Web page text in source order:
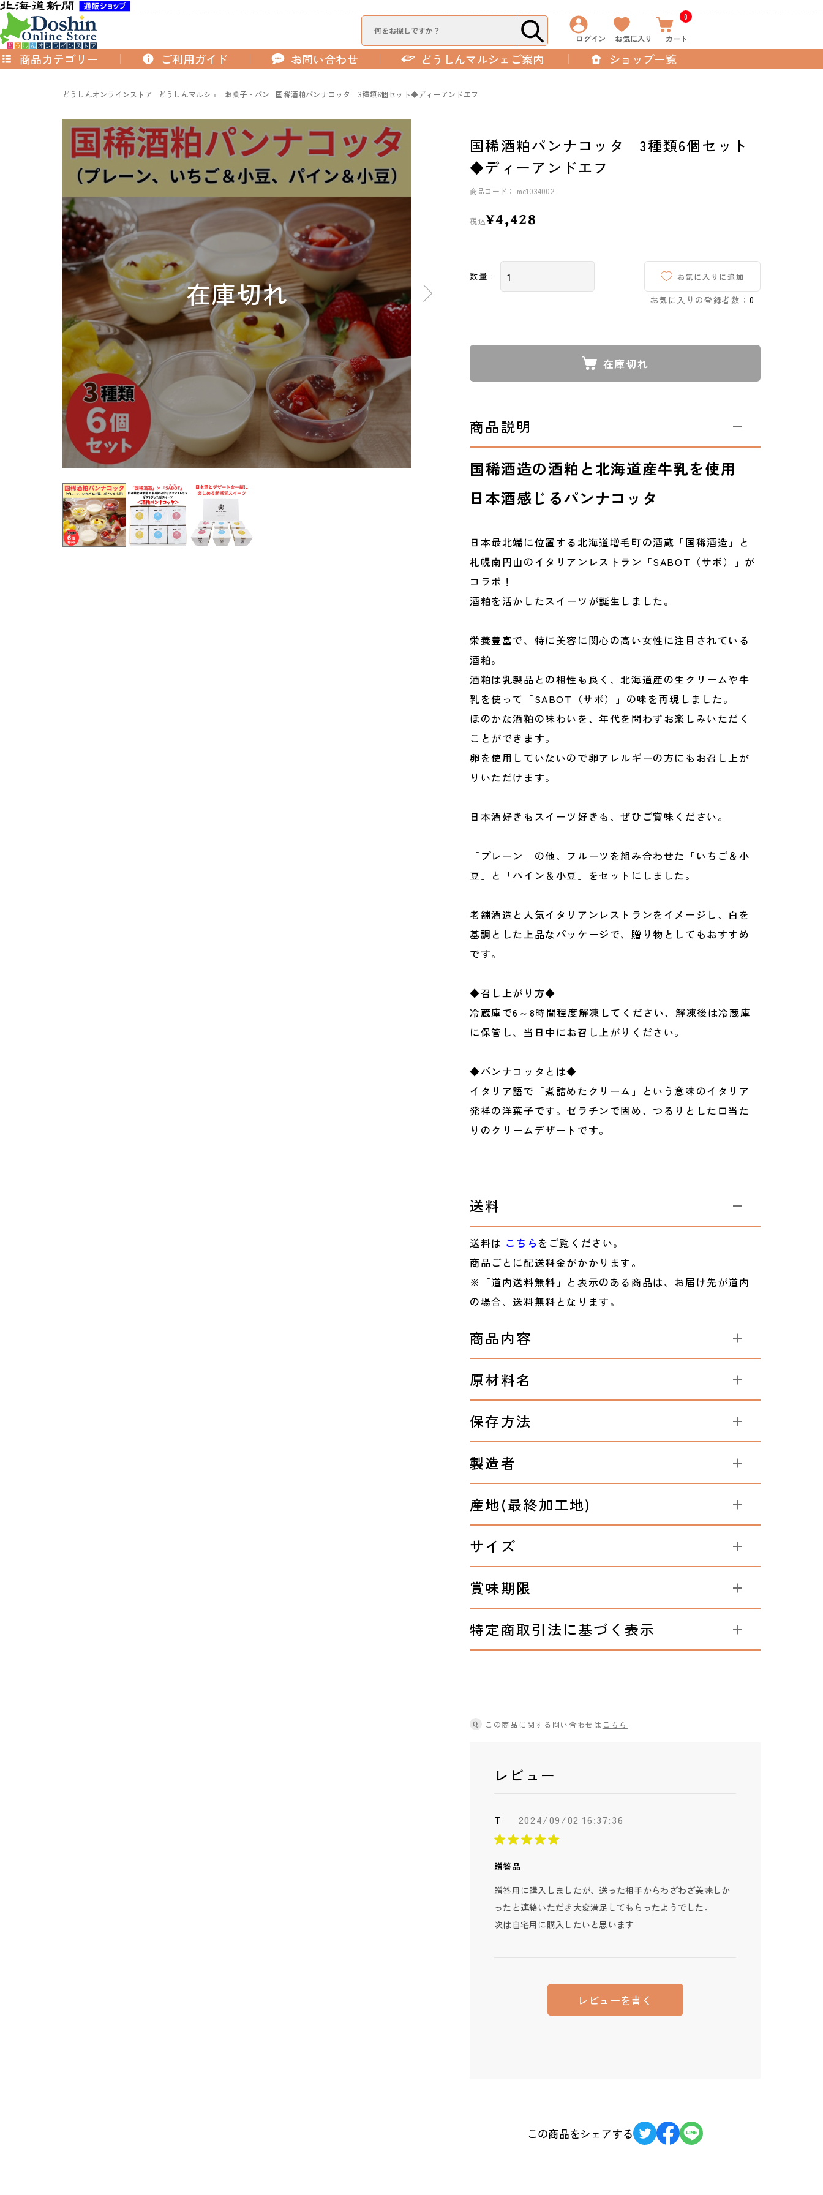
ログイン お気に入り
0
カート
商品カテゴリー ショップ一覧
ご利用ガイド お問い合わせ どうしんマルシェご案内
どうしんオンラインストア どうしんマルシェ お菓子・パン 国稀酒粕パンナコッタ 3種類6個セット◆ディーアンドエフ
国稀酒粕パンナコッタ 3種類6個セット
◆ディーアンドエフ
商品コード： mc1034002
税込¥4,428
数量 : お気に入りに追加
お気に入りの登録者数： 0
在庫切れ
商品説明
国稀酒造の酒粕と北海道産牛乳を使用
日本酒感じるパンナコッタ
日本最北端に位置する北海道増毛町の酒蔵「国稀酒造」と
札幌南円山のイタリアンレストラン「SABOT（サボ）」が
コラボ！
酒粕を活かしたスイーツが誕生しました。
栄養豊富で、特に美容に関心の高い女性に注目されている
酒粕。
酒粕は乳製品との相性も良く、北海道産の生クリームや牛
乳を使って「SABOT（サボ）」の味を再現しました。
ほのかな酒粕の味わいを、年代を問わずお楽しみいただく
ことができます。
卵を使用していないので卵アレルギーの方にもお召し上が
りいただけます。
日本酒好きもスイーツ好きも、ぜひご賞味ください。
「プレーン」の他、フルーツを組み合わせた「いちご＆小
豆」と「パイン＆小豆」をセットにしました。
老舗酒造と人気イタリアンレストランをイメージし、白を
基調とした上品なパッケージで、贈り物としてもおすすめ
です。
◆召し上がり方◆
冷蔵庫で6～8時間程度解凍してください、解凍後は冷蔵庫
に保管し、当日中にお召し上がりください。
◆パンナコッタとは◆
イタリア語で「煮詰めたクリーム」という意味のイタリア
発祥の洋菓子です。ゼラチンで固め、つるりとした口当た
りのクリームデザートです。
送料
送料は こちら をご覧ください。
商品ごとに配送料金がかかります。
※「道内送料無料」と表示のある商品は、お届け先が道内
の場合、送料無料となります。
商品内容
原材料名
保存方法
製造者
産地(最終加工地)
サイズ
賞味期限
特定商取引法に基づく表示
Q この商品に関する問い合わせは こちら
レビュー
T 2024/09/02 16:37:36
贈答品
贈答用に購入しましたが、送った相手からわざわざ美味しか
ったと連絡いただき大変満足してもらったようでした。
次は自宅用に購入したいと思います
レビューを書く
この商品をシェアする